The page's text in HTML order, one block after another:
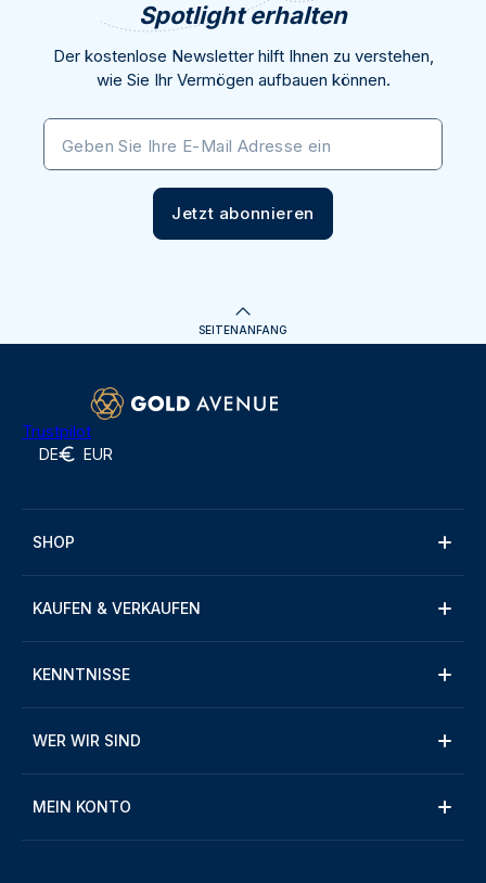
Spotlight erhalten
Der kostenlose Newsletter hilft Ihnen zu verstehen,
wie Sie Ihr Vermögen aufbauen können.
Geben Sie Ihre E-Mail Adresse ein
Jetzt abonnieren
SEITENANFANG
Trustpilot
DE EUR
SHOP
KAUFEN & VERKAUFEN
KENNTNISSE
WER WIR SIND
MEIN KONTO